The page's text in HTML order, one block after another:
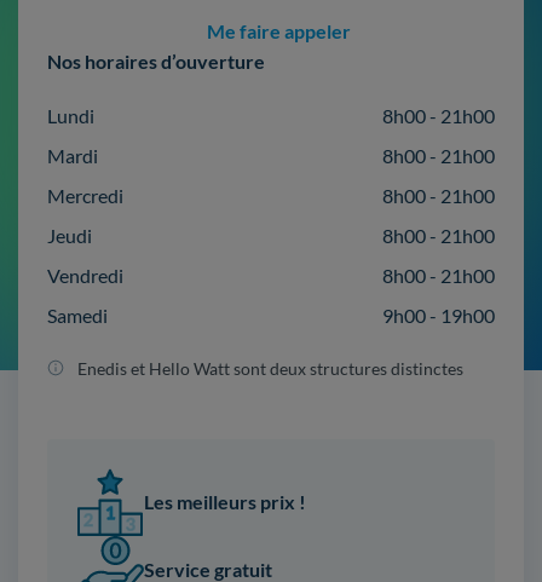
Me faire appeler
Nos horaires d’ouverture
Lundi
8h00 - 21h00
Mardi
8h00 - 21h00
Mercredi
8h00 - 21h00
Jeudi
8h00 - 21h00
Vendredi
8h00 - 21h00
Samedi
9h00 - 19h00
Enedis et Hello Watt sont deux structures distinctes
Les meilleurs prix !
Service gratuit